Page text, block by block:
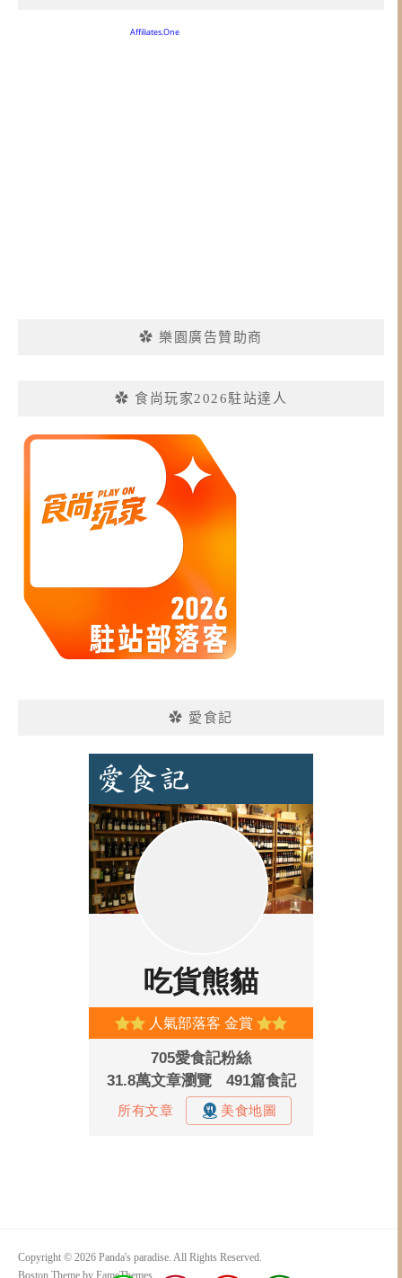
✿ 樂園廣告贊助商
✿ 食尚玩家2026駐站達人
✿ 愛食記
Copyright © 2026 Panda's paradise. All Rights Reserved.
Boston Theme by FameThemes